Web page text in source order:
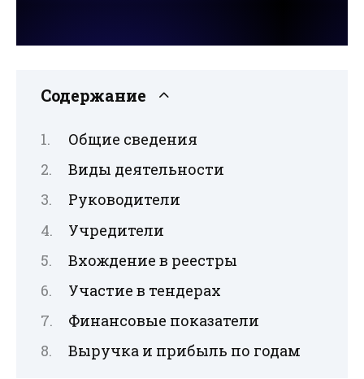
Содержание
Общие сведения
Виды деятельности
Руководители
Учредители
Вхождение в реестры
Участие в тендерах
Финансовые показатели
Выручка и прибыль по годам